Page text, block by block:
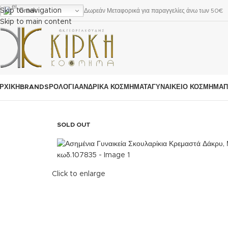
Skip to navigation
Skip to main content
Greek Δωρεάν Μεταφορικά για παραγγελίες άνω των 50€
BRANDS ΡΟΛΌΓΙΑΑΝΔΡΙΚΆ ΚΟΣΜΉΜΑΤΑ ΓΥΝΑΙΚΕΊΟ ΚΟΣΜΉΜΑ
SOLD OUT
Click to enlarge